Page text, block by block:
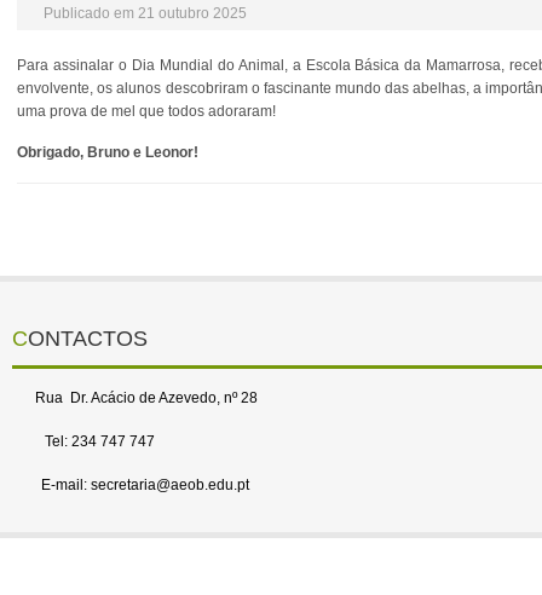
Publicado em 21 outubro 2025
Para assinalar o Dia Mundial do Animal, a Escola Básica da Mamarrosa,
envolvente, os alunos descobriram o fascinante mundo das abelhas, a
uma prova de mel que todos adoraram!
Obrigado, Bruno e Leonor!
CONTACTOS
Rua Dr. Acácio de Azevedo, nº 28
Tel: 234 747 747
E-mail: secretaria@aeob.edu.pt